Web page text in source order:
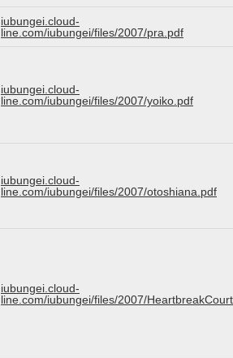
iubungei.cloud-
line.com/iubungei/files/2007/pra.pdf
iubungei.cloud-
line.com/iubungei/files/2007/yoiko.pdf
iubungei.cloud-
line.com/iubungei/files/2007/otoshiana.pdf
iubungei.cloud-
line.com/iubungei/files/2007/